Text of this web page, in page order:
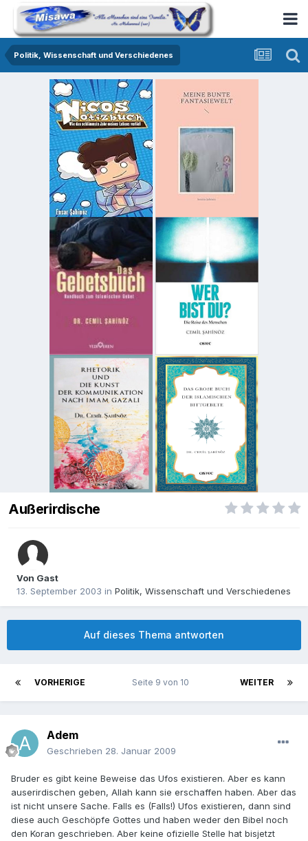
Politik, Wissenschaft und Verschiedenes
Außerirdische
Von Gast
13. September 2003 in Politik, Wissenschaft und Verschiedenes
Auf dieses Thema antworten
VORHERIGE WEITER
Seite 9 von 10
Adem
Geschrieben 28. Januar 2009
Bruder es gibt keine Beweise das Ufos existieren. Aber es kann
auserirdischen geben, Allah kann sie erschaffen haben. Aber das
ist nicht unsere Sache. Falls es (Falls!) Ufos existieren, dann sind
diese auch Geschöpfe Gottes und haben weder den Bibel noch
den Koran geschrieben. Aber keine ofizielle Stelle hat bisjetzt